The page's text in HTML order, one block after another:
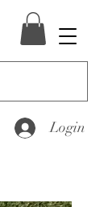
Login